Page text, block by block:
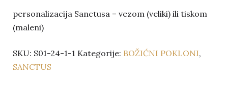
personalizacija Sanctusa – vezom (veliki) ili tiskom
(maleni)
SKU: S01-24-1-1 Kategorije: BOŽIĆNI POKLONI,
SANCTUS